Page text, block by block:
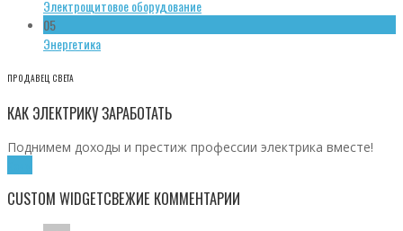
Электрощитовое оборудование
05
Энергетика
ПРОДАВЕЦ СВЕТА
КАК ЭЛЕКТРИКУ ЗАРАБОТАТЬ
Поднимем доходы и престиж профессии электрика вместе!
CUSTOM WIDGETСВЕЖИЕ КОММЕНТАРИИ